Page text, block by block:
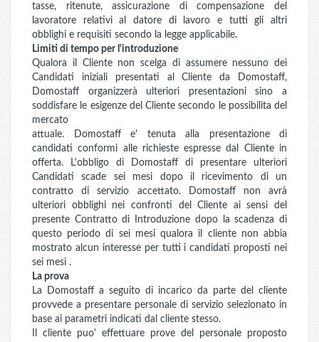
tasse, ritenute, assicurazione di compensazione del
lavoratore relativi al datore di lavoro e tutti gli altri
obblighi e requisiti secondo la legge applicabile.
Limiti di tempo per l'introduzione
Qualora il Cliente non scelga di assumere nessuno dei
Candidati iniziali presentati al Cliente da Domostaff,
Domostaff organizzerà ulteriori presentazioni sino a
soddisfare le esigenze del Cliente secondo le possibilita del
mercato
attuale. Domostaff e' tenuta alla presentazione di
candidati conformi alle richieste espresse dal Cliente in
offerta. L'obbligo di Domostaff di presentare ulteriori
Candidati scade sei mesi dopo il ricevimento di un
contratto di servizio accettato. Domostaff non avrà
ulteriori obblighi nei confronti del Cliente ai sensi del
presente Contratto di Introduzione dopo la scadenza di
questo periodo di sei mesi qualora il cliente non abbia
mostrato alcun interesse per tutti i candidati proposti nei
sei mesi .
La prova
La Domostaff a seguito di incarico da parte del cliente
provvede a presentare personale di servizio selezionato in
base ai parametri indicati dal cliente stesso.
Il cliente puo' effettuare prove del personale proposto